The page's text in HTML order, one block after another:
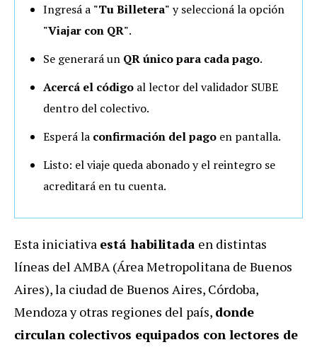
Ingresá a "Tu Billetera" y seleccioná la opción
"Viajar con QR".
Se generará un QR único para cada pago.
Acercá el código al lector del validador SUBE
dentro del colectivo.
Esperá la confirmación del pago en pantalla.
Listo: el viaje queda abonado y el reintegro se
acreditará en tu cuenta.
Esta iniciativa está habilitada en distintas
líneas del AMBA (Área Metropolitana de Buenos
Aires), la ciudad de Buenos Aires, Córdoba,
Mendoza y otras regiones del país, donde
circulan colectivos equipados con lectores de